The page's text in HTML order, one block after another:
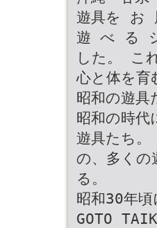
遊具を
遊 べ る ジ
した。 こ
心と体を育
昭和の遊具
昭和の時
遊具たち
の、多く
る。
昭和30年
GOTO